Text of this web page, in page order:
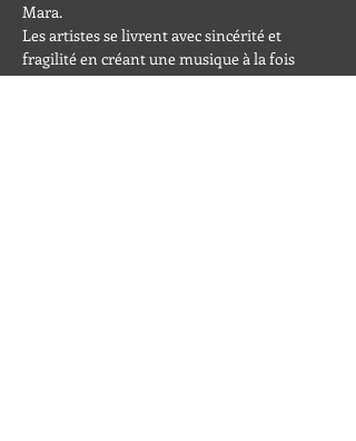
Mara.
Les artistes se livrent avec sincérité et
fragilité en créant une musique à la fois
mélancolique et puissante!